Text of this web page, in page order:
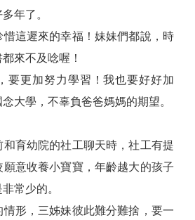
年了。
這遲來的幸福！妹妹們都說，時
來不及唸喔！
要更加努力學習！我也要好好加
大學，不辜負爸爸媽媽的期望。
育幼院的社工聊天時，社工有提
意收養小寶寶，年齡越大的孩子
常少的。
形，三姊妹彼此難分難捨，要一